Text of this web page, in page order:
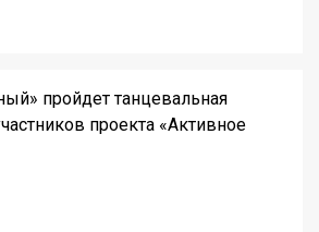
пройдет танцевальная
проекта «Активное